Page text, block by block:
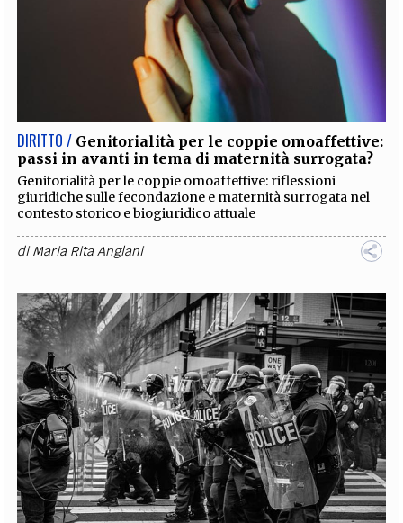
DIRITTO / Genitorialità per le coppie omoaffettive:
passi in avanti in tema di maternità surrogata?
Genitorialità per le coppie omoaffettive: riflessioni
giuridiche sulle fecondazione e maternità surrogata nel
contesto storico e biogiuridico attuale
diMaria Rita Anglani